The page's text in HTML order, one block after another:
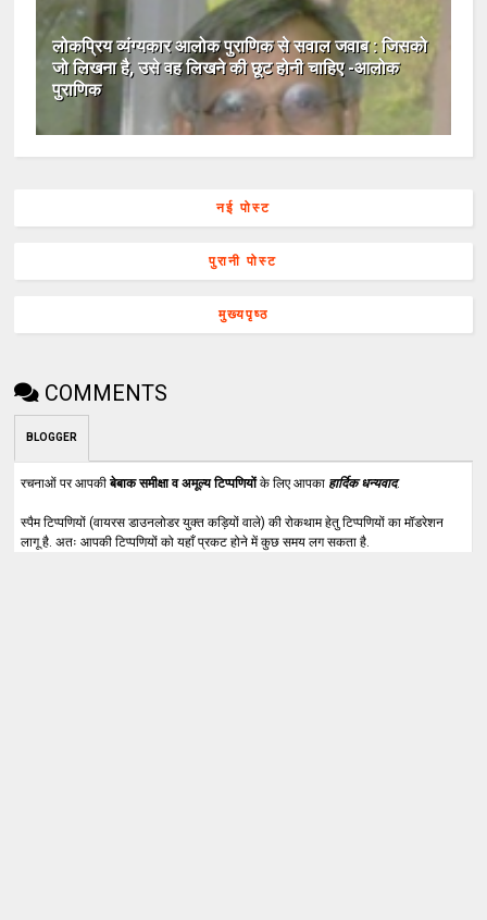
लोकप्रिय व्यंग्यकार आलोक पुराणिक से सवाल जवाब : जिसको
जो लिखना है, उसे वह लिखने की छूट होनी चाहिए -आलोक
पुराणिक
नई पोस्ट
पुरानी पोस्ट
मुख्यपृष्ठ
COMMENTS
BLOGGER
रचनाओं पर आपकीबेबाक समीक्षा व अमूल्य टिप्पणियोंके लिए आपका हार्दिक धन्यवाद.
स्पैम टिप्पणियों (वायरस डाउनलोडर युक्त कड़ियों वाले) की रोकथाम हेतु टिप्पणियों का मॉडरेशन
लागू है. अतः आपकी टिप्पणियों को यहाँ प्रकट होने में कुछ समय लग सकता है.